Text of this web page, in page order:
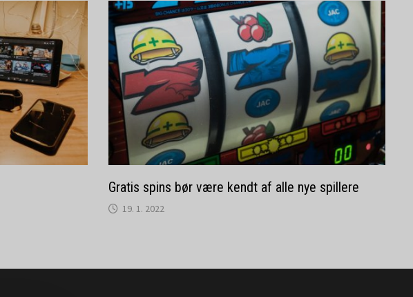
Gratis spins bør være kendt af alle nye spillere
19. 1. 2022